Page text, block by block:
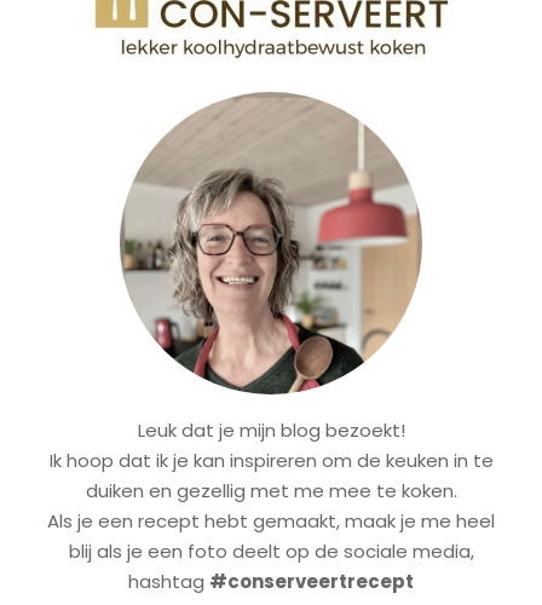
Leuk dat je mijn blog bezoekt!
Ik hoop dat ik je kan inspireren om de keuken in te
duiken en gezellig met me mee te koken.
Als je een recept hebt gemaakt, maak je me heel
blij als je een foto deelt op de sociale media,
hashtag #conserveertrecept